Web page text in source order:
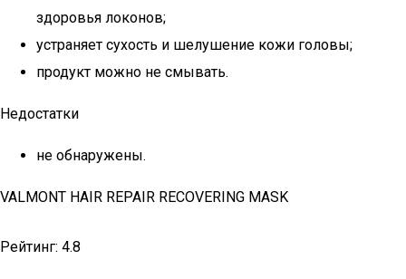
здоровья локонов;
устраняет сухость и шелушение кожи головы;
продукт можно не смывать.
Недостатки
не обнаружены.
VALMONT HAIR REPAIR RECOVERING MASK
Рейтинг: 4.8